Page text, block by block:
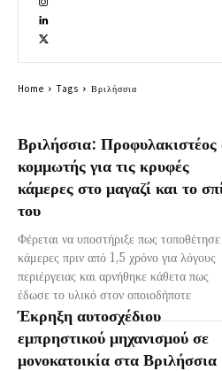
Βριλήσσια: Προφυλακιστέος
κομμωτής για τις κρυφές
κάμερες στο μαγαζί και το
του
Φέρεται να υποστήριξε πως τοποθέτησε
κάμερες πριν από 1,5 χρόνο για λόγους
περιέργειας και αρνήθηκε κάθετα πως
έδωσε το υλικό στον οποιοδήποτε
Έκρηξη αυτοσχέδιου
εμπρηστικού μηχανισμού σε
μονοκατοικία στα Βριλήσσια
Home Tags Βριλήσσια